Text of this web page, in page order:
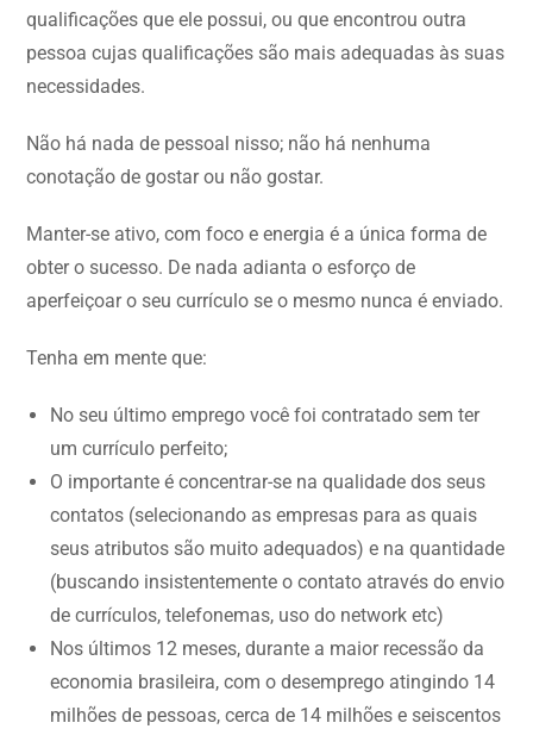
qualificações que ele possui, ou que encontrou outra
pessoa cujas qualificações são mais adequadas às suas
necessidades.
Não há nada de pessoal nisso; não há nenhuma
conotação de gostar ou não gostar.
Manter-se ativo, com foco e energia é a única forma de
obter o sucesso. De nada adianta o esforço de
aperfeiçoar o seu currículo se o mesmo nunca é enviado.
Tenha em mente que:
No seu último emprego você foi contratado sem ter
um currículo perfeito;
O importante é concentrar-se na qualidade dos seus
contatos (selecionando as empresas para as quais
seus atributos são muito adequados) e na quantidade
(buscando insistentemente o contato através do envio
de currículos, telefonemas, uso do network etc)
Nos últimos 12 meses, durante a maior recessão da
economia brasileira, com o desemprego atingindo 14
milhões de pessoas, cerca de 14 milhões e seiscentos